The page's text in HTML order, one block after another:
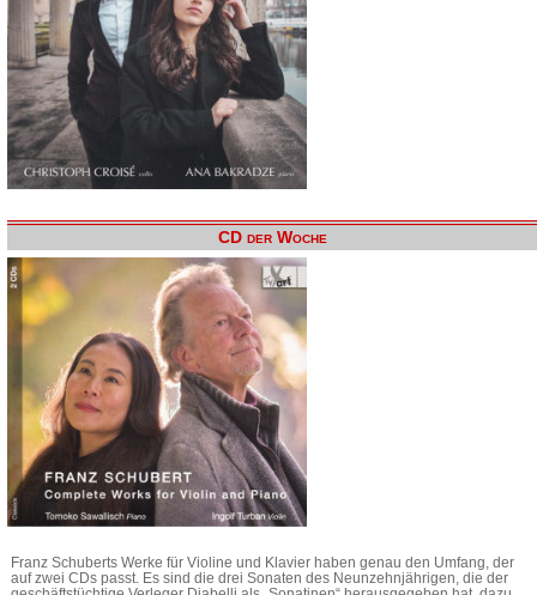
CD der Woche
Franz Schuberts Werke für Violine und Klavier haben genau den Umfang, der
auf zwei CDs passt. Es sind die drei Sonaten des Neunzehnjährigen, die der